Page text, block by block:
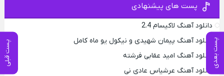
پست بعدی پست قبلی
پست های پیشنهادی
دانلود آهنگ لاکیسام 2.4
دانلود آهنگ پیمان شهیدی و نیکول یو ماه کامل
دانلود آهنگ امید عقابی فرشته
دانلود آهنگ عرشیاس عادی نی